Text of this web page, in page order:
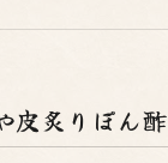
皮炙りぽん酢